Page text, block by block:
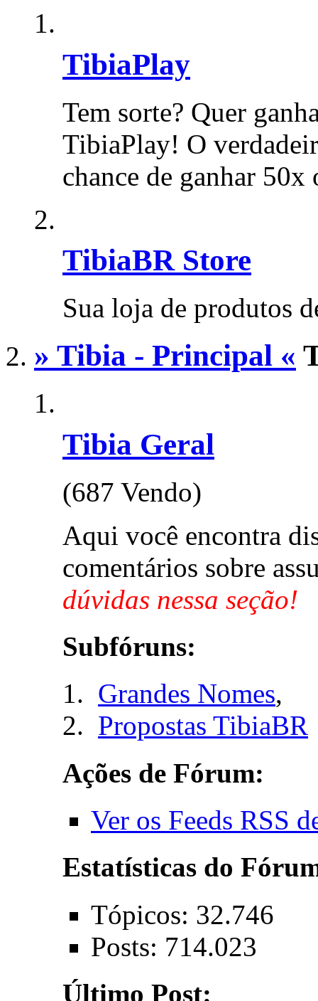
TibiaPlay
Tem sorte? Quer
TibiaPlay! O
chance de ganhar 50x
TibiaBR Store
Sua loja de produtos
» Tibia - Principal «
Tibia Geral
(687 Vendo)
Aqui você encontra
comentários sobre
dúvidas nessa seção!
Subfóruns:
Grandes Nomes,
Propostas TibiaBR
Ações de Fórum:
Ver os Feeds RSS
Estatísticas do
Tópicos: 32.746
Posts: 714.023
Último Post: